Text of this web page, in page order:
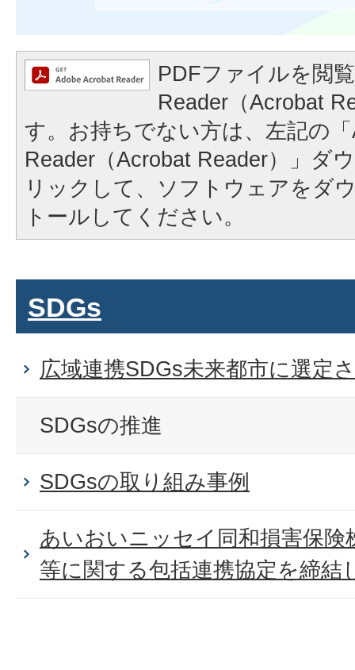
PDFファイルを閲
Reader（Acrobat
す。お持ちでない方は、左記の
Reader（Acrobat Reader）」ダ
リックして、ソフトウェアをダ
トールしてください。
SDGs
広域連携SDGs未来都市に選定
SDGsの推進
SDGsの取り組み事例
あいおいニッセイ同和損害保険
等に関する包括連携協定を締結